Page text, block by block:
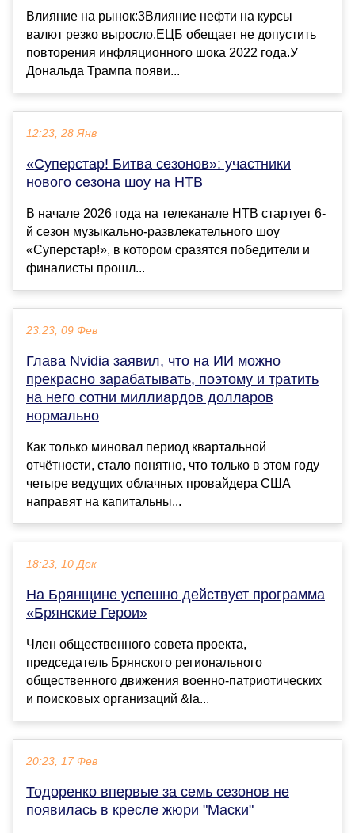
Влияние на рынок:3Влияние нефти на курсы
валют резко выросло.ЕЦБ обещает не допустить
повторения инфляционного шока 2022 года.У
Дональда Трампа появи...
12:23, 28 Янв
«Суперстар! Битва сезонов»: участники
нового сезона шоу на НТВ
В начале 2026 года на телеканале НТВ стартует 6-
й сезон музыкально-развлекательного шоу
«Суперстар!», в котором сразятся победители и
финалисты прошл...
23:23, 09 Фев
Глава Nvidia заявил, что на ИИ можно
прекрасно зарабатывать, поэтому и тратить
на него сотни миллиардов долларов
нормально
Как только миновал период квартальной
отчётности, стало понятно, что только в этом году
четыре ведущих облачных провайдера США
направят на капитальны...
18:23, 10 Дек
На Брянщине успешно действует программа
«Брянские Герои»
Член общественного совета проекта,
председатель Брянского регионального
общественного движения военно-патриотических
и поисковых организаций &la...
20:23, 17 Фев
Тодоренко впервые за семь сезонов не
появилась в кресле жюри "Маски"